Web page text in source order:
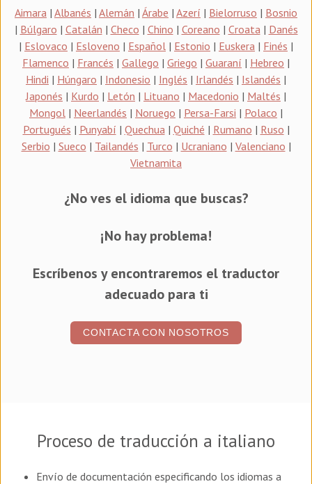
Aimara | Albanés | Alemán | Árabe | Azerí | Bielorruso | Bosnio
| Búlgaro | Catalán | Checo | Chino | Coreano | Croata | Danés
| Eslovaco | Esloveno | Español | Estonio | Euskera | Finés |
Flamenco | Francés | Gallego | Griego | Guaraní | Hebreo |
Hindi | Húngaro | Indonesio | Inglés | Irlandés | Islandés |
Japonés | Kurdo | Letón | Lituano | Macedonio | Maltés |
Mongol | Neerlandés | Noruego | Persa-Farsi | Polaco |
Portugués | Punyabí | Quechua | Quiché | Rumano | Ruso |
Serbio | Sueco | Tailandés | Turco | Ucraniano | Valenciano |
Vietnamita
¿No ves el idioma que buscas?
¡No hay problema!
Escríbenos y encontraremos el traductor
adecuado para ti
CONTACTA CON NOSOTROS
Proceso de traducción a italiano
Envío de documentación especificando los idiomas a